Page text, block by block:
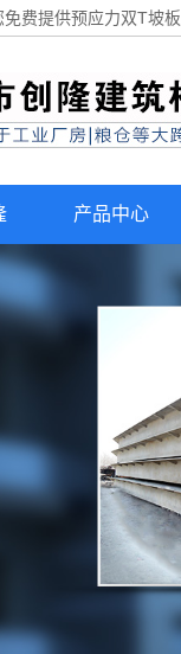
免费提供预应力双T坡板
产品中心